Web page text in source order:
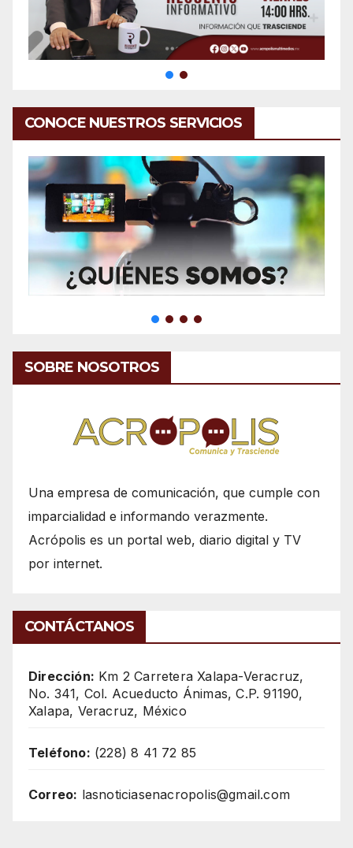
CONOCE NUESTROS SERVICIOS
SOBRE NOSOTROS
Una empresa de comunicación, que cumple con
imparcialidad e informando verazmente.
Acrópolis es un portal web, diario digital y TV
por internet.
CONTÁCTANOS
Dirección: Km 2 Carretera Xalapa-Veracruz,
No. 341, Col. Acueducto Ánimas, C.P. 91190,
Xalapa, Veracruz, México
Teléfono: (228) 8 41 72 85
Correo: lasnoticiasenacropolis@gmail.com